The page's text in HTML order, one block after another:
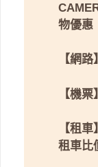
物優惠
【網路】
【機票】
【租車】
租車比